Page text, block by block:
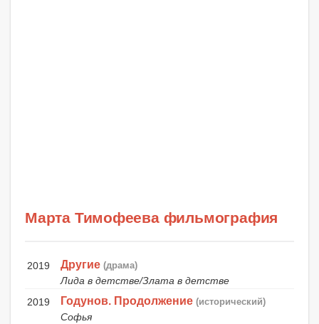
Марта Тимофеева фильмография
2019 Другие (драма)
Лида в детстве/Злата в детстве
2019
Годунов. Продолжение (исторический)
Софья